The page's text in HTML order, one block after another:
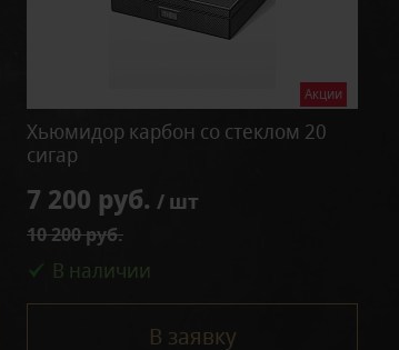
Акции
Хьюмидор карбон со стеклом 20
сигар
7 200 руб. / шт
10 200 руб.
В наличии
В заявку